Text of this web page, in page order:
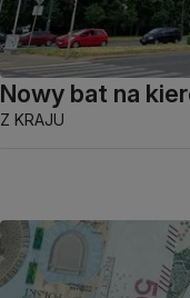
Nowy bat na
Z KRAJU